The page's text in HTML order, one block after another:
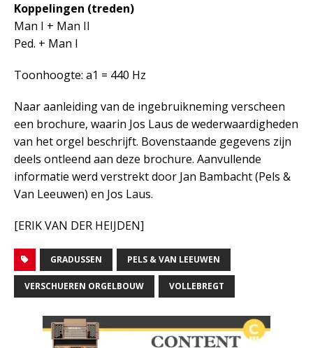
Koppelingen (treden)
Man I + Man II
Ped. + Man I
Toonhoogte: a1 = 440 Hz
Naar aanleiding van de ingebruikneming verscheen
een brochure, waarin Jos Laus de wederwaardigheden
van het orgel beschrijft. Bovenstaande gegevens zijn
deels ontleend aan deze brochure. Aanvullende
informatie werd verstrekt door Jan Bambacht (Pels &
Van Leeuwen) en Jos Laus.
[ERIK VAN DER HEIJDEN]
GRADUSSEN PELS & VAN LEEUWEN
VERSCHUEREN ORGELBOUW VOLLEBREGT